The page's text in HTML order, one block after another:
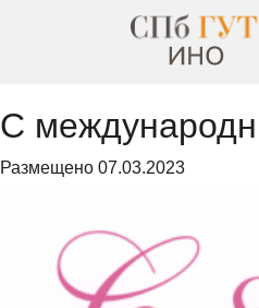
С
Размещено 07.03.2023